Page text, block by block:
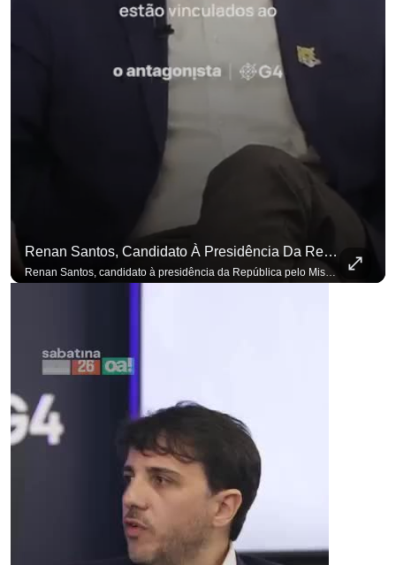
Renan Santos, Candidato À Presidência Da República Pelo Missão, Defende Aplicar Reformas Fiscais